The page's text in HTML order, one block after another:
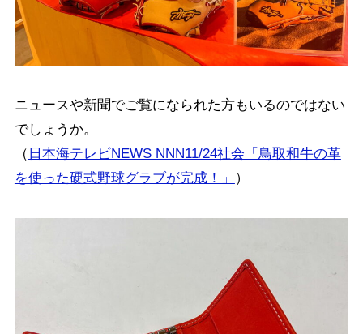
ニュースや新聞でご覧になられた方もいるのではない
でしょうか。
（ 日本海テレビNEWS NNN11/24社会「鳥取和牛の革
を使った硬式野球グラブが完成！」
）